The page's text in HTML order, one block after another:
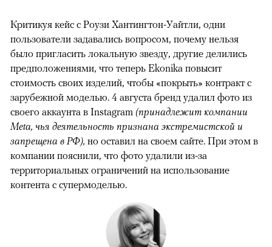
Критикуя кейс с Роузи Хантингтон-Уайтли, одни
пользователи задавались вопросом, почему нельзя
было пригласить локальную звезду, другие делились
предположениями, что теперь Ekonika повысит
стоимость своих изделий, чтобы «покрыть» контракт с
зарубежной моделью. 4 августа бренд удалил фото из
своего аккаунта в Instagram (принадлежит компании
Meta, чья деятельность признана экстремистской и
запрещена в РФ), но оставил на своем сайте. При этом в
компании пояснили, что фото удалили из-за
территориальных ограничений на использование
контента с супермоделью.